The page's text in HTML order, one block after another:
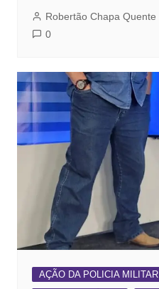
Robertão Chapa Quente
0
AÇÃO DA POLICIA MILITAR